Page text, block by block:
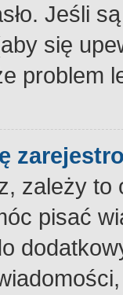
Jeśli
się
problem
zależy
pisać